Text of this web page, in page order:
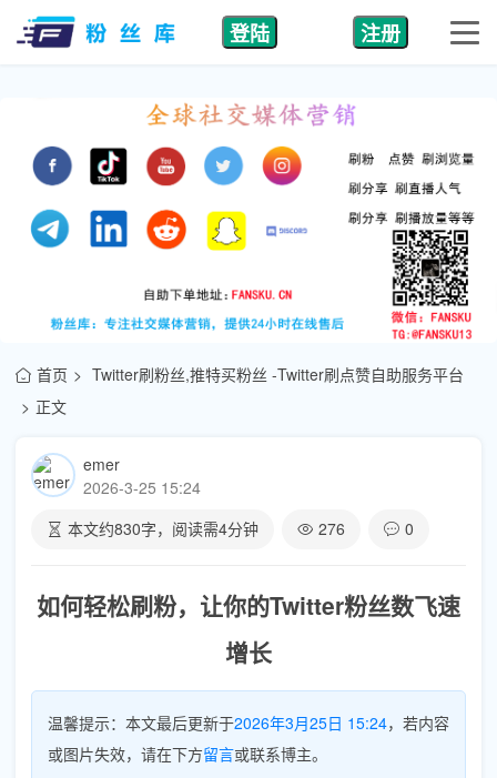
登陆 注册
首页
Twitter刷粉丝,推特买粉丝 -Twitter刷点赞自助服务平台
正文
emer
2026-3-25 15:24
本文约830字，阅读需4分钟 276 0
如何轻松刷粉，让你的Twitter粉丝数飞速
增长
温馨提示：本文最后更新于2026年3月25日 15:24，若内容
或图片失效，请在下方留言或联系博主。